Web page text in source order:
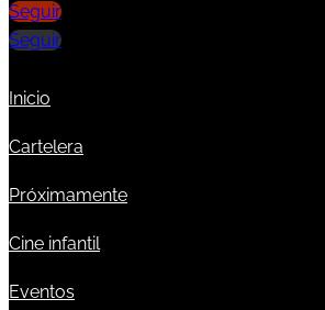
Seguir
Seguir
Inicio
Cartelera
Próximamente
Cine infantil
Eventos